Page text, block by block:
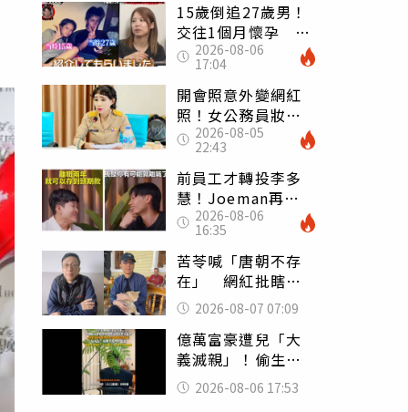
15歲倒追27歲男！
交往1個月懷孕 36
歲當阿嬤故事曝光
2026-08-06
17:04
開會照意外變網紅
照！女公務員妝容
掀2千則留言 本人
怒嗆：化妝有錯嗎
2026-08-05
22:43
前員工才轉投李多
慧！Joeman再談
建文爆紅 認「很
清楚他的價值」
2026-08-06
16:35
苦苓喊「唐朝不存
在」 網紅批瞎編
歷史：李白、杜甫
用鮮卑文寫詩？
2026-08-07 07:09
億萬富豪遭兒「大
義滅親」！偷生子
怕曝光 竟盜鄰居
身份辦假證落戶
2026-08-06 17:53